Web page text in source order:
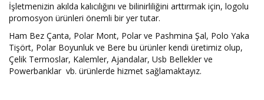
İşletmenizin akılda kalıcılığını ve bilinirliliğini arttırmak için, logolu
promosyon ürünleri önemli bir yer tutar.
Ham Bez Çanta, Polar Mont, Polar ve Pashmina Şal, Polo Yaka
Tişört, Polar Boyunluk ve Bere bu ürünler kendi üretimiz olup,
Çelik Termoslar, Kalemler, Ajandalar, Usb Bellekler ve
Powerbanklar vb. ürünlerde hizmet sağlamaktayız.